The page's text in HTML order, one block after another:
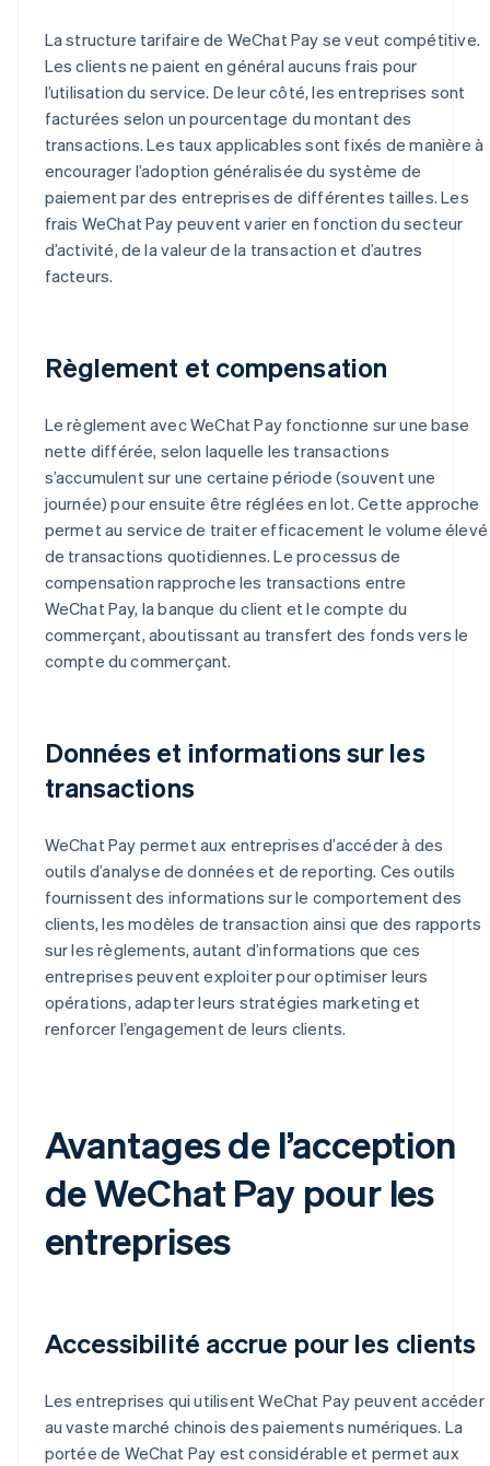
La structure tarifaire de WeChat Pay se veut compétitive.
Les clients ne paient en général aucuns frais pour
l’utilisation du service. De leur côté, les entreprises sont
facturées selon un pourcentage du montant des
transactions. Les taux applicables sont fixés de manière à
encourager l’adoption généralisée du système de
paiement par des entreprises de différentes tailles. Les
frais WeChat Pay peuvent varier en fonction du secteur
d’activité, de la valeur de la transaction et d’autres
facteurs.
Règlement et compensation
Le règlement avec WeChat Pay fonctionne sur une base
nette différée, selon laquelle les transactions
s’accumulent sur une certaine période (souvent une
journée) pour ensuite être réglées en lot. Cette approche
permet au service de traiter efficacement le volume élevé
de transactions quotidiennes. Le processus de
compensation rapproche les transactions entre
WeChat Pay, la banque du client et le compte du
commerçant, aboutissant au transfert des fonds vers le
compte du commerçant.
Données et informations sur les
transactions
WeChat Pay permet aux entreprises d’accéder à des
outils d’analyse de données et de reporting. Ces outils
fournissent des informations sur le comportement des
clients, les modèles de transaction ainsi que des rapports
sur les règlements, autant d’informations que ces
entreprises peuvent exploiter pour optimiser leurs
opérations, adapter leurs stratégies marketing et
renforcer l’engagement de leurs clients.
Avantages de l’acception
de WeChat Pay pour les
entreprises
Accessibilité accrue pour les clients
Les entreprises qui utilisent WeChat Pay peuvent accéder
au vaste marché chinois des paiements numériques. La
portée de WeChat Pay est considérable et permet aux